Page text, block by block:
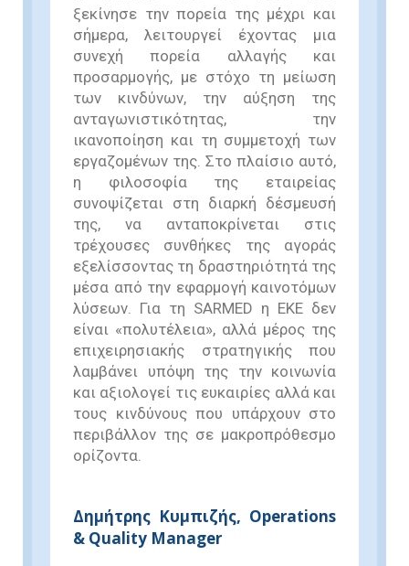
ξεκίνησε την πορεία της μέχρι και
σήμερα, λειτουργεί έχοντας μια
συνεχή πορεία αλλαγής και
προσαρμογής, με στόχο τη μείωση
των κινδύνων, την αύξηση της
ανταγωνιστικότητας, την
ικανοποίηση και τη συμμετοχή των
εργαζομένων της. Στο πλαίσιο αυτό,
η φιλοσοφία της εταιρείας
συνοψίζεται στη διαρκή δέσμευσή
της, να ανταποκρίνεται στις
τρέχουσες συνθήκες της αγοράς
εξελίσσοντας τη δραστηριότητά της
μέσα από την εφαρμογή καινοτόμων
λύσεων. Για τη SARMED η ΕΚΕ δεν
είναι «πολυτέλεια», αλλά μέρος της
επιχειρησιακής στρατηγικής που
λαμβάνει υπόψη της την κοινωνία
και αξιολογεί τις ευκαιρίες αλλά και
τους κινδύνους που υπάρχουν στο
περιβάλλον της σε μακροπρόθεσμο
ορίζοντα.
Δημήτρης Κυμπιζής, Operations
& Quality Manager